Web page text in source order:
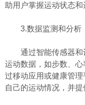
助用户掌握运动状态和
3.数据监测和分析
通过智能传感器和
运动数据，如步数、
过移动应用或健康管
自己的运动情况，并提